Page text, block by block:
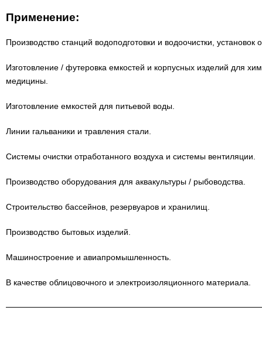
Применение:
Производство станций водоподготовки и водоочистки,
Изготовление / футеровка емкостей и корпусных изделий для
медицины.
Изготовление емкостей для питьевой воды.
Линии гальваники и травления стали.
Системы очистки отработанного воздуха и системы вентиляции.
Производство оборудования для аквакультуры / рыбоводства.
Строительство бассейнов, резервуаров и хранилищ.
Производство бытовых изделий.
Машиностроение и авиапромышленность.
В качестве облицовочного и электроизоляционного материала.